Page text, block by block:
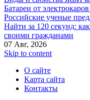
Батареи от
Российские ученые
Найти за 120 секунд:
своими гражданами
07 Авг, 2026
Skip to content
О сайте
Карта сайта
Контакты